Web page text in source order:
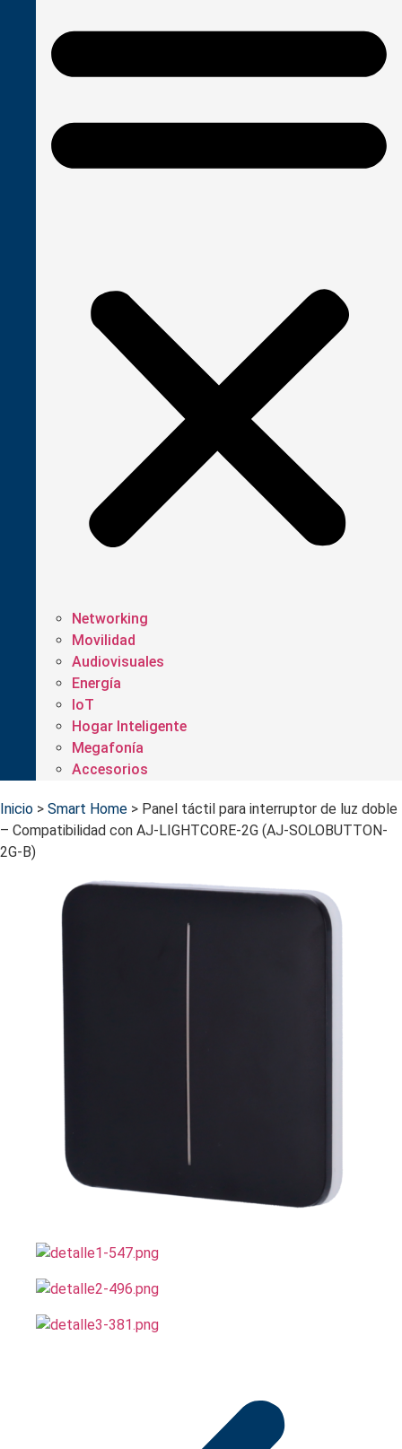
Networking
Movilidad
Audiovisuales
Energía
IoT
Hogar Inteligente
Megafonía
Accesorios
Inicio > Smart Home > Panel táctil para interruptor de luz doble
– Compatibilidad con AJ-LIGHTCORE-2G (AJ-SOLOBUTTON-
2G-B)